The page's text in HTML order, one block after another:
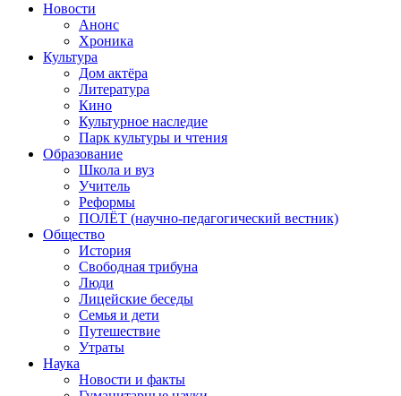
Новости
Анонс
Хроника
Культура
Дом актёра
Литература
Кино
Культурное наследие
Парк культуры и чтения
Образование
Школа и вуз
Учитель
Реформы
ПОЛЁТ (научно-педагогический вестник)
Общество
История
Свободная трибуна
Люди
Лицейские беседы
Семья и дети
Путешествие
Утраты
Наука
Новости и факты